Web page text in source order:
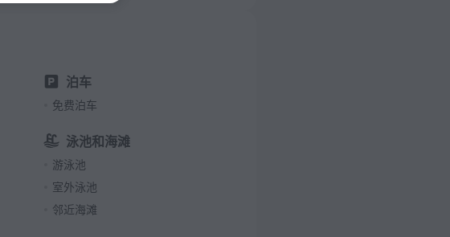
G 型
K 型
230 伏 / 50 赫兹
8 间客房
泊车
免费泊车
泳池和海滩
游泳池
室外泳池
邻近海滩